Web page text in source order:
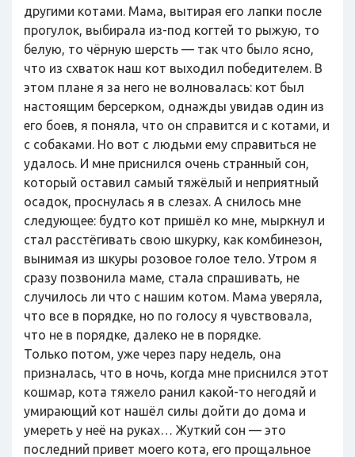
другими котами. Мама, вытирая его лапки после
прогулок, выбирала из-под когтей то рыжую, то
белую, то чёрную шерсть — так что было ясно,
что из схваток наш кот выходил победителем. В
этом плане я за него не волновалась: кот был
настоящим берсерком, однажды увидав один из
его боев, я поняла, что он справится и с котами, и
с собаками. Но вот с людьми ему справиться не
удалось. И мне приснился очень странный сон,
который оставил самый тяжёлый и неприятный
осадок, проснулась я в слезах. А снилось мне
следующее: будто кот пришёл ко мне, мыркнул и
стал расстёгивать свою шкурку, как комбинезон,
вынимая из шкуры розовое голое тело. Утром я
сразу позвонила маме, стала спрашивать, не
случилось ли что с нашим котом. Мама уверяла,
что все в порядке, но по голосу я чувствовала,
что не в порядке, далеко не в порядке.
Только потом, уже через пару недель, она
призналась, что в ночь, когда мне приснился этот
кошмар, кота тяжело ранил какой-то негодяй и
умирающий кот нашёл силы дойти до дома и
умереть у неё на руках… Жуткий сон — это
последний привет моего кота, его прощальное